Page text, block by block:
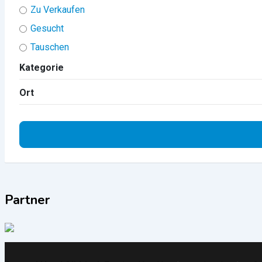
Zu Verkaufen
Gesucht
Tauschen
Kategorie
Ort
Partner